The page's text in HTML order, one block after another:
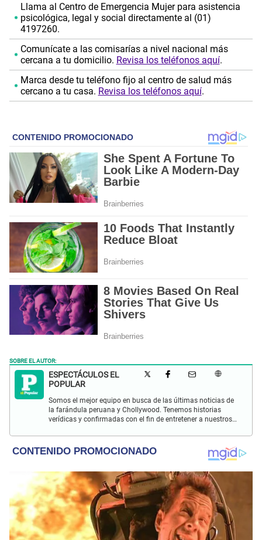
Llama al Centro de Emergencia Mujer para asistencia
psicológica, legal y social directamente al (01)
4197260.
Comunícate a las comisarías a nivel nacional más
cercana a tu domicilio. Revisa los teléfonos aquí.
Marca desde tu teléfono fijo al centro de salud más
cercano a tu casa. Revisa los teléfonos aquí.
SOBRE EL AUTOR:
ESPECTÁCULOS EL
POPULAR
Somos el mejor equipo en busca de las últimas noticias de
la farándula peruana y Chollywood. Tenemos historias
verídicas y confirmadas con el fin de entretener a nuestros